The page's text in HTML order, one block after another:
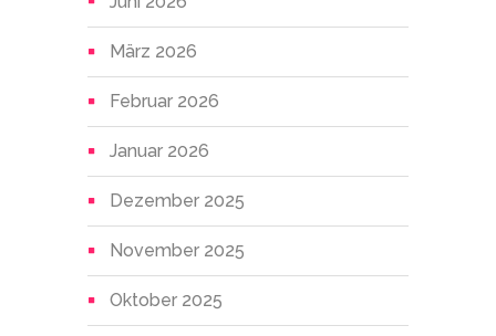
März 2026
Februar 2026
Januar 2026
Dezember 2025
November 2025
Oktober 2025